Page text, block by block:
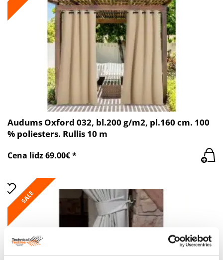
Audums Oxford 032, bl.200 g/m2, pl.160 cm. 100
% poliesters. Rullis 10 m
Cena līdz 69.00€ *
SALE